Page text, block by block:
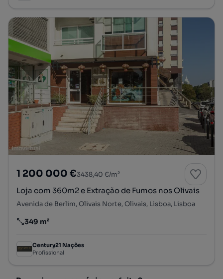
1 200 000 €3438,40 €/m²
Loja com 360m2 e Extração de Fumos nos Olivais
Avenida de Berlim, Olivais Norte, Olivais, Lisboa, Lisboa
Preço por metro quadrado
349 m²
Century21 Nações
Profissional